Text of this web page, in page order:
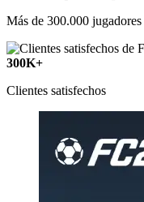
Más de 300.000
300K+
Clientes satisfechos